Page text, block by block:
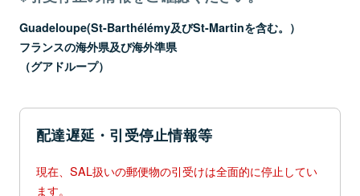
Guadeloupe(St-Barthélémy及びSt-Martinを含む。）
フランスの海外県及び海外準県
（グアドループ）
配達遅延・引受停止情報等
現在、SAL扱いの郵便物の引受けは全面的に停止してい
ます。